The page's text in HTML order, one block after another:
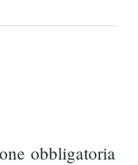
obbligatoria